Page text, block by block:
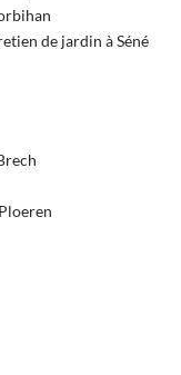
de jardin à Séné